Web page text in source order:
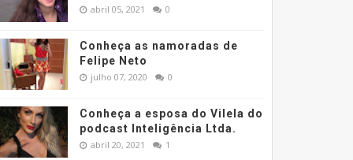
abril 05, 2021 0
Conheça as namoradas de
Felipe Neto
julho 07, 2020 0
Conheça a esposa do Vilela do
podcast Inteligência Ltda.
abril 20, 2021 1